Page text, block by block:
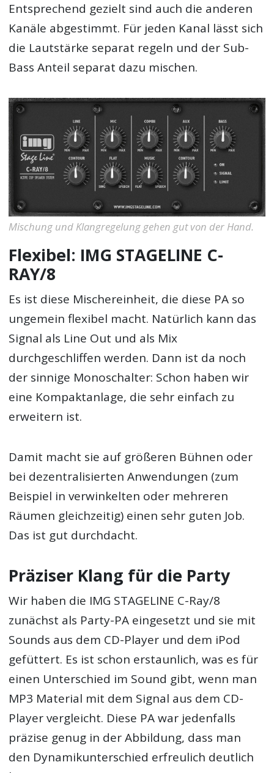
Entsprechend gezielt sind auch die anderen
Kanäle abgestimmt. Für jeden Kanal lässt sich
die Lautstärke separat regeln und der Sub-
Bass Anteil separat dazu mischen.
Mischung und Klangregelung gehen gut von der Hand.
Flexibel: IMG STAGELINE C-
RAY/8
Es ist diese Mischereinheit, die diese PA so
ungemein flexibel macht. Natürlich kann das
Signal als Line Out und als Mix
durchgeschliffen werden. Dann ist da noch
der sinnige Monoschalter: Schon haben wir
eine Kompaktanlage, die sehr einfach zu
erweitern ist.
Damit macht sie auf größeren Bühnen oder
bei dezentralisierten Anwendungen (zum
Beispiel in verwinkelten oder mehreren
Räumen gleichzeitig) einen sehr guten Job.
Das ist gut durchdacht.
Präziser Klang für die Party
Wir haben die IMG STAGELINE C-Ray/8
zunächst als Party-PA eingesetzt und sie mit
Sounds aus dem CD-Player und dem iPod
gefüttert. Es ist schon erstaunlich, was es für
einen Unterschied im Sound gibt, wenn man
MP3 Material mit dem Signal aus dem CD-
Player vergleicht. Diese PA war jedenfalls
präzise genug in der Abbildung, dass man
den Dynamikunterschied erfreulich deutlich